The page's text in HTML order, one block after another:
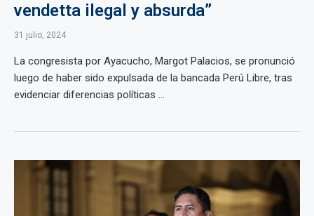
vendetta ilegal y absurda”
31 julio, 2024
La congresista por Ayacucho, Margot Palacios, se pronunció
luego de haber sido expulsada de la bancada Perú Libre, tras
evidenciar diferencias políticas ...